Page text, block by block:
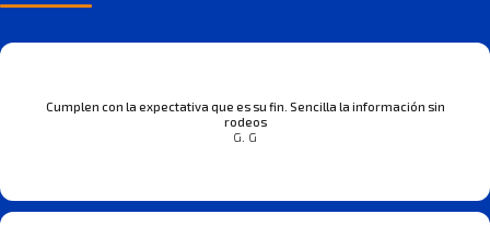
Cumplen con la expectativa que es su fin. Sencilla la información sin
rodeos
G. G